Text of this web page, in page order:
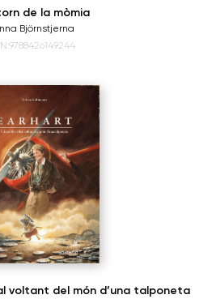
de la mòmia
Björnstjerna
voltant del món d’una talponeta